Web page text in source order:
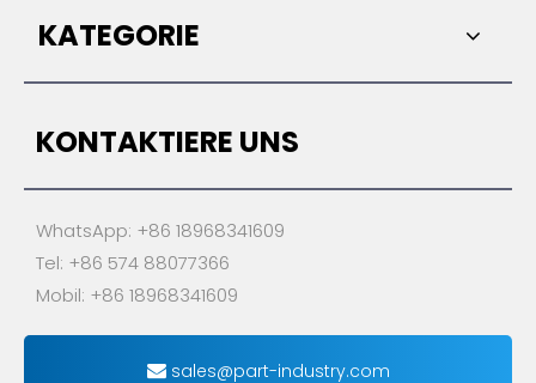
KATEGORIE
KONTAKTIERE UNS
WhatsApp: +86 18968341609
Tel: +86 574 88077366
Mobil: +86 18968341609
sales@part-industry.com